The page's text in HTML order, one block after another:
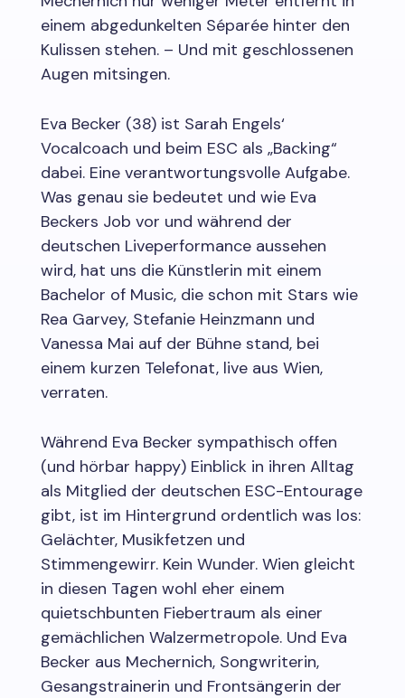
einem abgedunkelten Séparée hinter den
Kulissen stehen. – Und mit geschlossenen
Augen mitsingen.
Eva Becker (38) ist Sarah Engels‘
Vocalcoach und beim ESC als „Backing“
dabei. Eine verantwortungsvolle Aufgabe.
Was genau sie bedeutet und wie Eva
Beckers Job vor und während der
deutschen Liveperformance aussehen
wird, hat uns die Künstlerin mit einem
Bachelor of Music, die schon mit Stars wie
Rea Garvey, Stefanie Heinzmann und
Vanessa Mai auf der Bühne stand, bei
einem kurzen Telefonat, live aus Wien,
verraten.
Während Eva Becker sympathisch offen
(und hörbar happy) Einblick in ihren Alltag
als Mitglied der deutschen ESC-Entourage
gibt, ist im Hintergrund ordentlich was los:
Gelächter, Musikfetzen und
Stimmengewirr. Kein Wunder. Wien gleicht
in diesen Tagen wohl eher einem
quietschbunten Fiebertraum als einer
gemächlichen Walzermetropole. Und Eva
Becker aus Mechernich, Songwriterin,
Gesangstrainerin und Frontsängerin der